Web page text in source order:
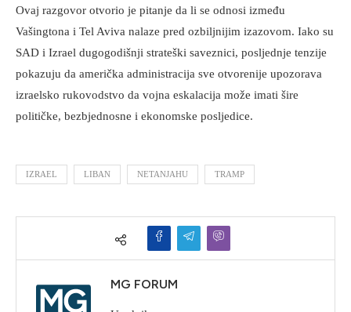
Ovaj razgovor otvorio je pitanje da li se odnosi između
Vašingtona i Tel Aviva nalaze pred ozbiljnijim izazovom. Iako su
SAD i Izrael dugogodišnji strateški saveznici, posljednje tenzije
pokazuju da američka administracija sve otvorenije upozorava
izraelsko rukovodstvo da vojna eskalacija može imati šire
političke, bezbjednosne i ekonomske posljedice.
IZRAEL LIBAN NETANJAHU TRAMP
MG FORUM